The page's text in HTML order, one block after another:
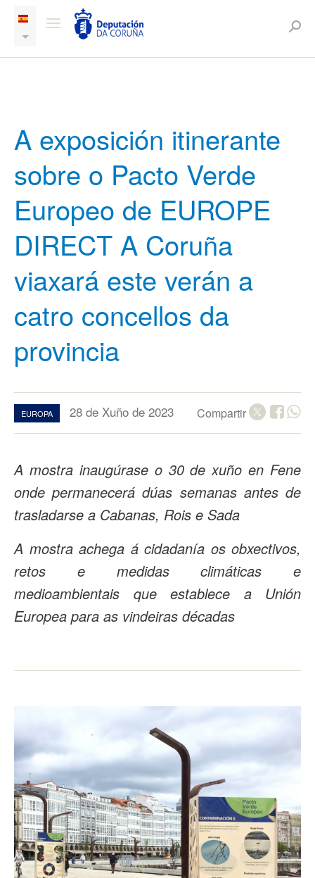
A exposición itinerante
sobre o Pacto Verde
Europeo de EUROPE
DIRECT A Coruña
viaxará este verán a
catro concellos da
provincia
EUROPA 28 de Xuño de 2023 Compartir
A mostra inaugúrase o 30 de xuño en Fene
onde permanecerá dúas semanas antes de
trasladarse a Cabanas, Rois e Sada
A mostra achega á cidadanía os obxectivos,
retos e medidas climáticas e
medioambientais que establece a Unión
Europea para as vindeiras décadas